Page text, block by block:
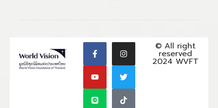
© All right
reserved
2024 WVFT